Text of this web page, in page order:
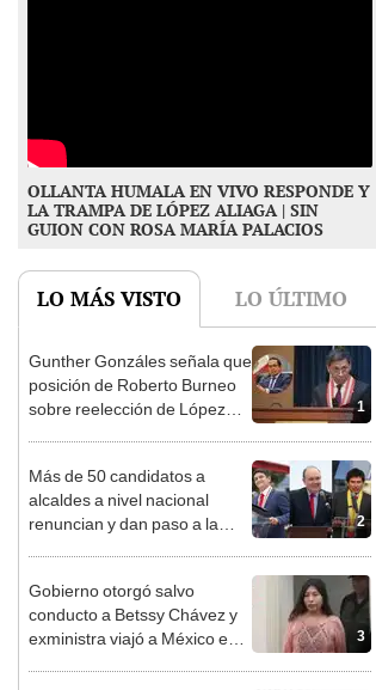
OLLANTA HUMALA EN VIVO RESPONDE Y
LA TRAMPA DE LÓPEZ ALIAGA | SIN
GUION CON ROSA MARÍA PALACIOS
LO MÁS VISTO LO ÚLTIMO
1
Gunther Gonzáles señala que
posición de Roberto Burneo
sobre reelección de López
2
Más de 50 candidatos a
alcaldes a nivel nacional
renuncian y dan paso a la
3
Gobierno otorgó salvo
conducto a Betssy Chávez y
exministra viajó a México en